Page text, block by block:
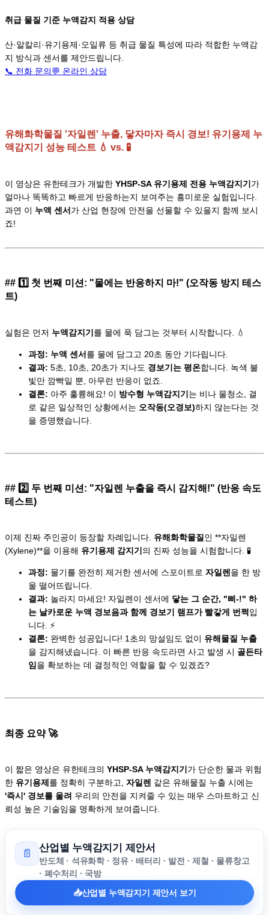
취급 물질 기준 누액감지 적용 상담
산·알칼리·유기용제·오일류 등 취급 물질 특성에 따라 적합한 누액감
지 방식과 센서를 제안드립니다.
📞 전화 문의💬 온라인 상담
유해화학물질 '자일렌' 누출, 닿자마자 즉시 경보! 유기용제 누
액감지기 성능 테스트 💧 vs. 🧪
이 영상은 유한테크가 개발한 YHSP-SA 유기용제 전용 누액감지기 가
얼마나 똑똑하고 빠르게 반응하는지 보여주는 흥미로운 실험입니다.
과연 이 누액 센서 가 산업 현장에 안전을 선물할 수 있을지 함께 보시
죠!
## 1️⃣ 첫 번째 미션: "물에는 반응하지 마!" (오작동 방지 테스
트)
실험은 먼저 누액감지기를 물에 푹 담그는 것부터 시작합니다. 💧
과정: 누액 센서를 물에 담그고 20초 동안 기다립니다.
결과: 5초, 10초, 20초가 지나도 경보기는 평온합니다. 녹색 불
빛만 깜빡일 뿐, 아무런 반응이 없죠.
결론: 아주 훌륭해요! 이 방수형 누액감지기는 비나 물청소, 결
로 같은 일상적인 상황에서는 오작동(오경보)하지 않는다는 것
을 증명했습니다.
## 2️⃣ 두 번째 미션: "자일렌 누출을 즉시 감지해!" (반응 속도
테스트)
이제 진짜 주인공이 등장할 차례입니다. 유해화학물질인 **자일렌
(Xylene)**을 이용해 유기용제 감지기 의 진짜 성능을 시험합니다. 🧪
과정: 물기를 완전히 제거한 센서에 스포이트로 자일렌을 한 방
울 떨어뜨립니다.
결과: 놀라지 마세요! 자일렌이 센서에 닿는 그 순간, "삐-!" 하
는 날카로운 누액 경보음과 함께 경보기 램프가 빨갛게 번쩍 입
니다. ⚡
결론: 완벽한 성공입니다! 1초의 망설임도 없이 유해물질 누출
을 감지해냈습니다. 이 빠른 반응 속도라면 사고 발생 시 골든타
임을 확보하는 데 결정적인 역할을 할 수 있겠죠?
최종 요약 🚀
이 짧은 영상은 유한테크의 YHSP-SA 누액감지기 가 단순한 물과 위험
한 유기용제 를 정확히 구분하고, 자일렌 같은 유해물질 누출 시에는
'즉시' 경보를 울려 우리의 안전을 지켜줄 수 있는 매우 스마트하고 신
뢰성 높은 기술임을 명확하게 보여줍니다.
📄 산업별 누액감지기 제안서
반도체 · 석유화학 · 정유 · 배터리 · 발전 · 제철 · 물류창고
· 폐수처리 · 국방
📥산업별 누액감지기 제안서 보기